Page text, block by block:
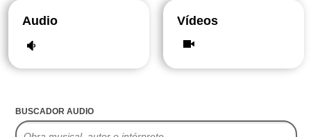
Área personal Reproductor
Audio Vídeos
BUSCADOR AUDIO